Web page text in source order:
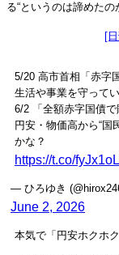
る“というのは諦めたの
[
5/20 高市首相「赤字
生活や事業を守ってい
6/2 「全額赤字国債で
円安・物価高から“国
かな？
https://t.co/
— ひろゆき
June 2, 2026
本気で「円安ホクホ